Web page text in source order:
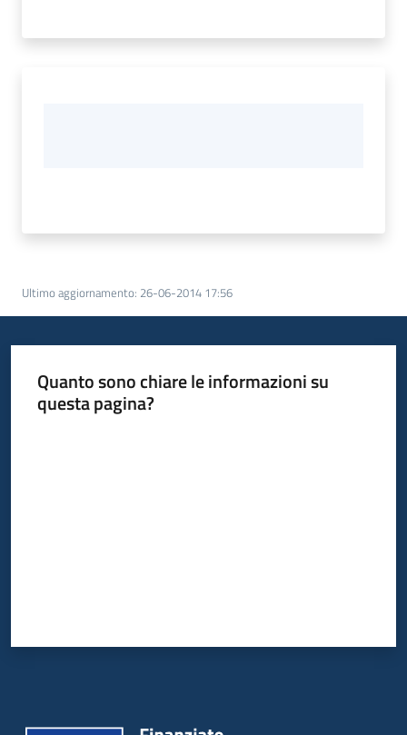
Ultimo aggiornamento: 26-06-2014 17:56
Quanto sono chiare le informazioni su
questa pagina?